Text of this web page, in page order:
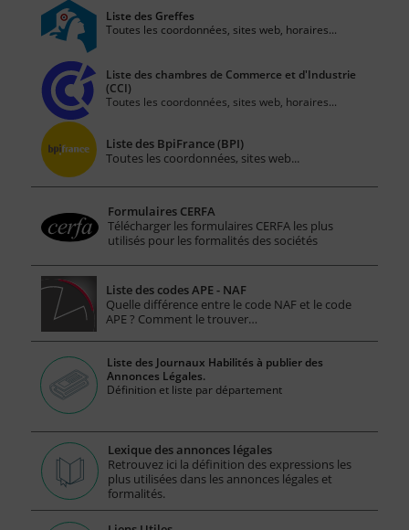
Liste des Greffes
Toutes les coordonnées, sites web, horaires...
Liste des chambres de Commerce et d'Industrie
(CCI)
Toutes les coordonnées, sites web, horaires...
Liste des BpiFrance (BPI)
Toutes les coordonnées, sites web...
Formulaires CERFA
Télécharger les formulaires CERFA les plus
utilisés pour les formalités des sociétés
Liste des codes APE - NAF
Quelle différence entre le code NAF et le code
APE ? Comment le trouver…
Liste des Journaux Habilités à publier des
Annonces Légales.
Définition et liste par département
Lexique des annonces légales
Retrouvez ici la définition des expressions les
plus utilisées dans les annonces légales et
formalités.